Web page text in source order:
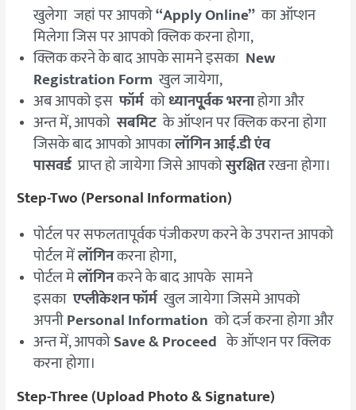
खुलेगा जहां पर आपको“Apply Online”का ऑप्शन
मिलेगा जिस पर आपको क्लिक करना होगा,
क्लिक करने के बाद आपके सामने इसका New
Registration Form खुल जायेगा,
अब आपको इस फॉर्मकोध्यानपू्र्वक भरनाहोगा और
अन्त में, आपको सबमिट के ऑप्शन पर क्लिक करना होगा
जिसके बाद आपको आपकालॉगिन आई.डी एंव
पासवर्डप्राप्त हो जायेगा जिसे आपकोसुरक्षितरखना होगा।
Step-Two (Personal Information)
पोर्टल पर सफलतापूर्वक पंजीकरण करने के उपरान्त आपको
पोर्टल मेंलॉगिनकरना होगा,
पोर्टल मेलॉगिनकरने के बाद आपके सामने
इसका एप्लीकेशन फॉर्मखुल जायेगा जिसमे आपको
अपनीPersonal Information को दर्ज करना होगा और
अन्त में, आपकोSave & Proceed के ऑप्शन पर क्लिक
करना होगा।
Step-Three (Upload Photo & Signature)